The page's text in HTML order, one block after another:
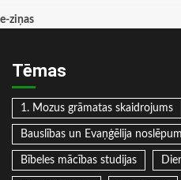
e-ziņas
Tēmas
1. Mozus grāmatas skaidrojums
Bauslības un Evaņģēlija
Bībeles mācības studijas